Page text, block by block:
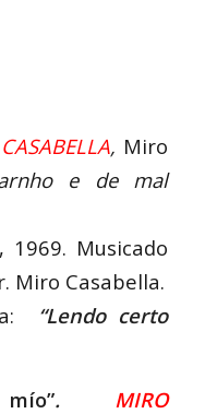
, Miro
e de mal
1969. Musicado
Miro Casabella.
“Lendo certo
. MIRO